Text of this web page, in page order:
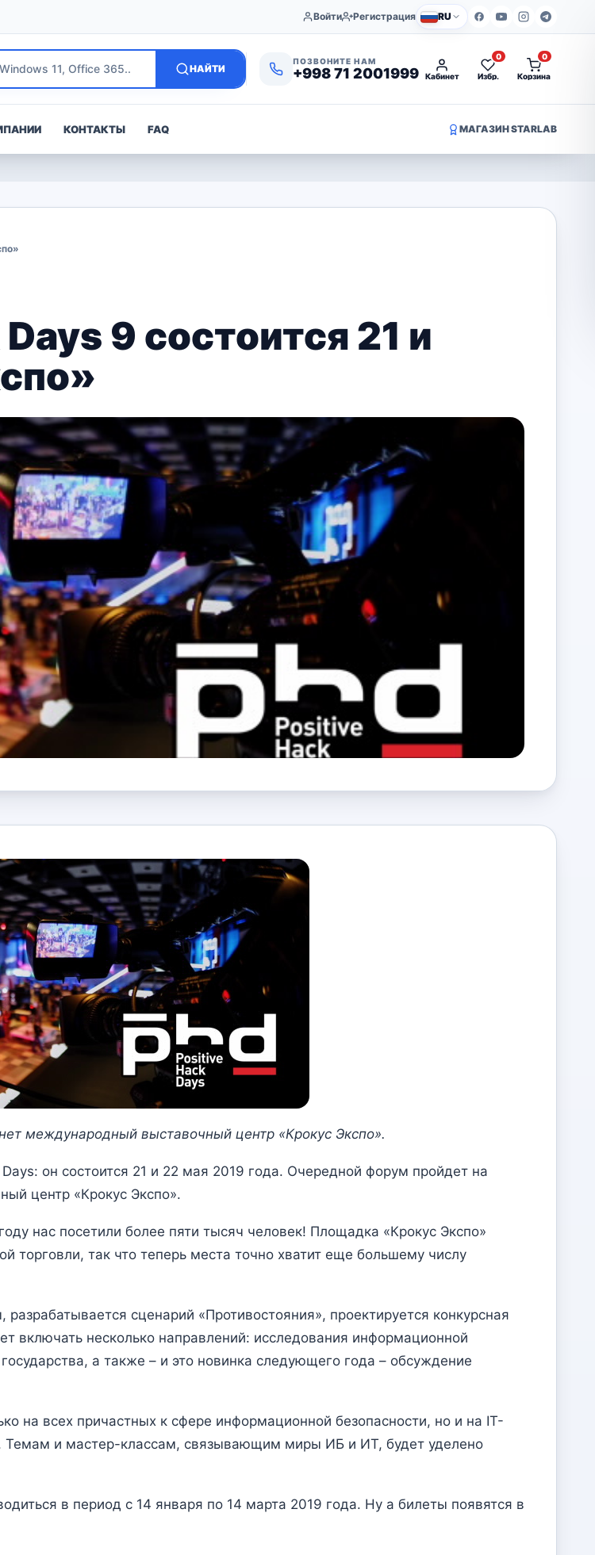
Войти Регистрация RU
НАЙТИ
ПОЗВОНИТЕ НАМ
+998 71 2001999 Кабинет Избр.
0
Корзина
0
КОНТАКТЫ FAQ МАГАЗИН STARLAB
9 состоится 21 и
международный выставочный центр «Крокус Экспо».
он состоится 21 и 22 мая 2019 года. Очередной форум пройдет на
центр «Крокус Экспо».
нас посетили более пяти тысяч человек! Площадка «Крокус Экспо»
так что теперь места точно хватит еще большему числу
сценарий «Противостояния», проектируется конкурсная
включать несколько направлений: исследования информационной
а также – и это новинка следующего года – обсуждение
на всех причастных к сфере информационной безопасности, но и на IT-
Темам и мастер-классам, связывающим миры ИБ и ИТ, будет уделено
в период с 14 января по 14 марта 2019 года. Ну а билеты появятся в